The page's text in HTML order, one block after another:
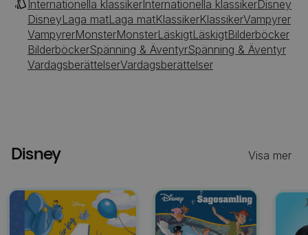
Internationella klassikerInternationella klassikerDisney
DisneyLaga matLaga matKlassikerKlassikerVampyrer
VampyrerMonsterMonsterLäskigtLäskigtBilderböcker
BilderböckerSpänning & ÄventyrSpänning & Äventyr
VardagsberättelserVardagsberättelser
Disney Visa mer